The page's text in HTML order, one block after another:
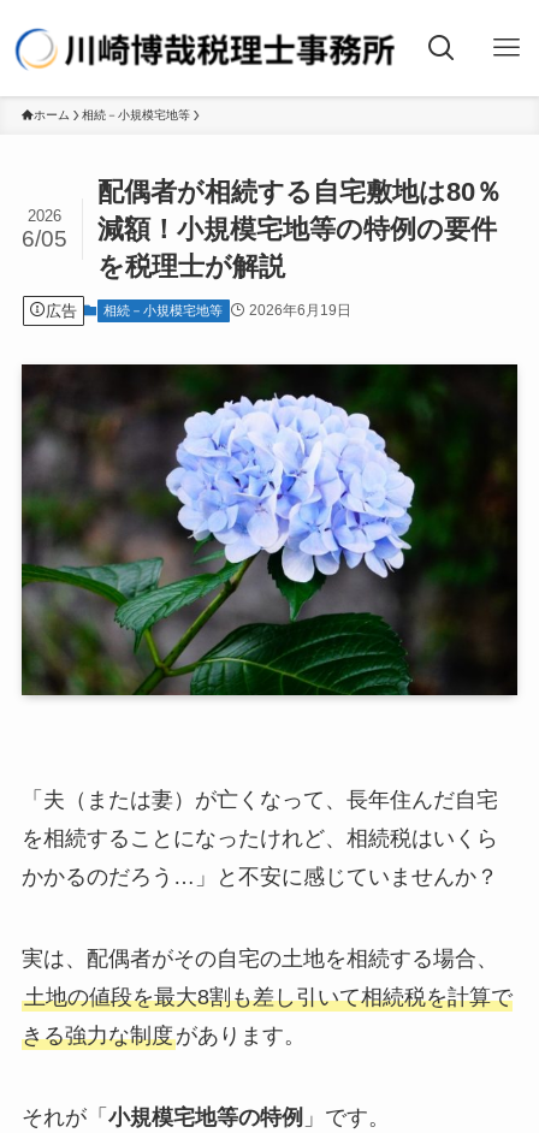
ホーム 相続－小規模宅地等
配偶者が相続する自宅敷地は80％
減額！小規模宅地等の特例の要件
を税理士が解説
2026
6/05
広告 相続－小規模宅地等 2026年6月19日
「夫（または妻）が亡くなって、長年住んだ自宅
を相続することになったけれど、相続税はいくら
かかるのだろう…」と不安に感じていませんか？
実は、配偶者がその自宅の土地を相続する場合、
土地の値段を最大8割も差し引いて相続税を計算で
きる強力な制度があります。
それが「 小規模宅地等の特例 」です。